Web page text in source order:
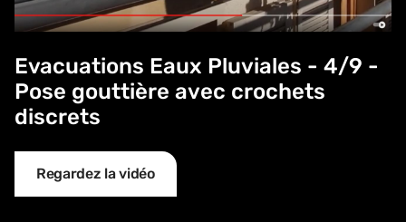
Evacuations Eaux Pluviales - 4/9 -
Pose gouttière avec crochets
discrets
Regardez la vidéo